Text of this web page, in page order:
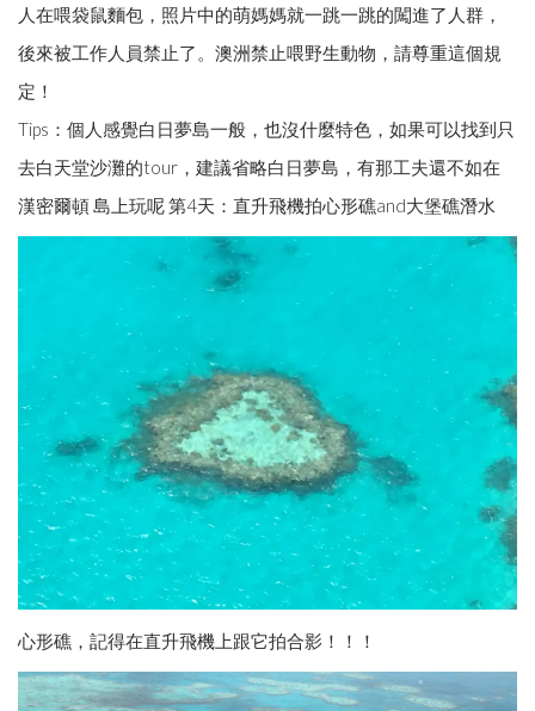
人在喂袋鼠麵包，照片中的萌媽媽就一跳一跳的闖進了人群，
後來被工作人員禁止了。澳洲禁止喂野生動物，請尊重這個規
定！
Tips：個人感覺白日夢島一般，也沒什麼特色，如果可以找到只
去白天堂沙灘的tour，建議省略白日夢島，有那工夫還不如在
漢密爾頓 島上玩呢 第4天：直升飛機拍心形礁and大堡礁潛水
心形礁，記得在直升飛機上跟它拍合影！！！